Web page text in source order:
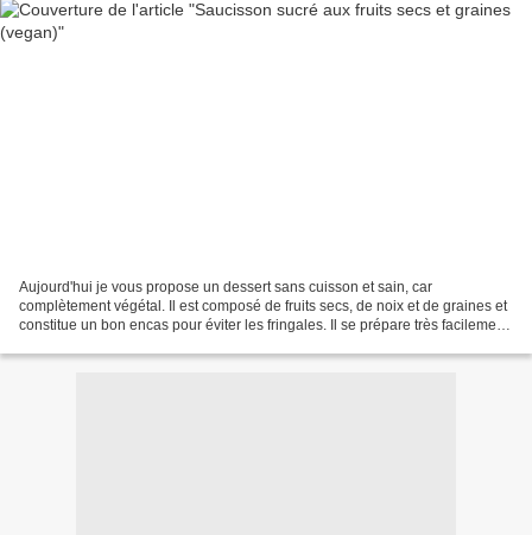
Aujourd'hui je vous propose un dessert sans cuisson et sain, car
complètement végétal. Il est composé de fruits secs, de noix et de graines et
constitue un bon encas pour éviter les fringales. Il se prépare très facilement,